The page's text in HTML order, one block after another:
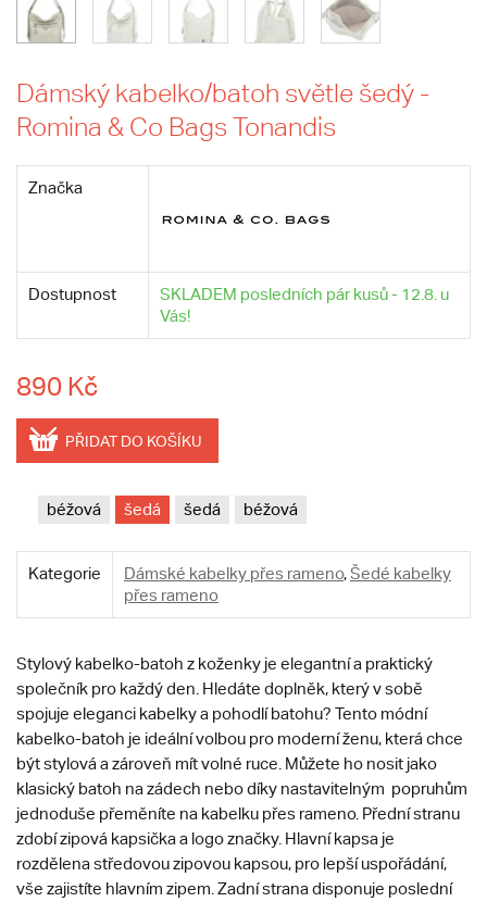
Dámský kabelko/batoh světle šedý -
Romina & Co Bags Tonandis
Značka
Dostupnost
SKLADEM posledních pár kusů - 12.8. u
Vás!
890 Kč
PŘIDAT DO KOŠÍKU
béžová šedá šedá béžová
Kategorie Dámské kabelky přes rameno,Šedé kabelky
přes rameno
Stylový kabelko-batoh z koženky je elegantní a praktický
společník pro každý den. Hledáte doplněk, který v sobě
spojuje eleganci kabelky a pohodlí batohu? Tento módní
kabelko-batoh je ideální volbou pro moderní ženu, která chce
být stylová a zároveň mít volné ruce. Můžete ho nosit jako
klasický batoh na zádech nebo díky nastavitelným popruhům
jednoduše přeměníte na kabelku přes rameno. Přední stranu
zdobí zipová kapsička a logo značky. Hlavní kapsa je
rozdělena středovou zipovou kapsou, pro lepší uspořádání,
vše zajistíte hlavním zipem. Zadní strana disponuje poslední